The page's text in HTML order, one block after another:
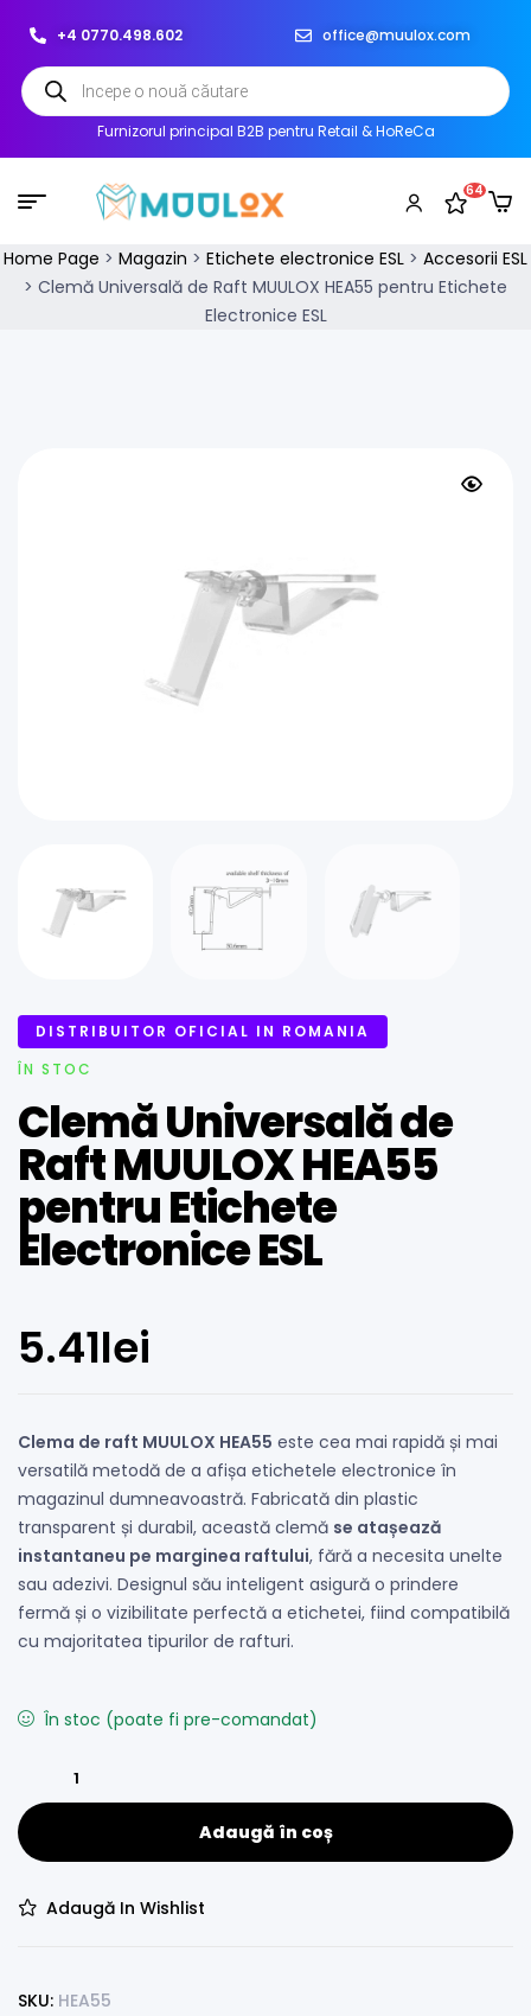
+4 0770.498.602 office@muulox.com
Furnizorul principal B2B pentru Retail & HoReCa
64
Home Page > Magazin > Etichete electronice ESL > Accesorii ESL
> Clemă Universală de Raft MUULOX HEA55 pentru Etichete
Electronice ESL
DISTRIBUITOR OFICIAL IN ROMANIA
ÎN STOC
Clemă Universală de
Raft MUULOX HEA55
pentru Etichete
Electronice ESL
5.41lei
Clema de raft MUULOX HEA55 este cea mai rapidă și mai
versatilă metodă de a afișa etichetele electronice în
magazinul dumneavoastră. Fabricată din plastic
transparent și durabil, această clemă se atașează
instantaneu pe marginea raftului, fără a necesita unelte
sau adezivi. Designul său inteligent asigură o prindere
fermă și o vizibilitate perfectă a etichetei, fiind compatibilă
cu majoritatea tipurilor de rafturi.
În stoc (poate fi pre-comandat)
Adaugă în coș
Adaugă In Wishlist
SKU: HEA55